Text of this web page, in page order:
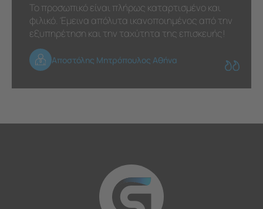
Το προσωπικό είναι πλήρως καταρτισμένο και
φιλικό. Έμεινα απόλυτα ικανοποιημένος από την
εξυπηρέτηση και την ταχύτητα της επισκευής!
Αποστόλης Μητρόπουλος Αθήνα